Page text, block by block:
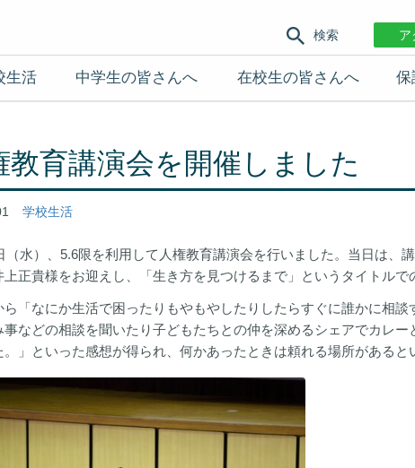
検索 ア
生活 中学生の皆さんへ 在校生の皆さんへ 保
教育講演会を開催しました
学校生活
（水）、5.6限を利用して人権教育講演会を行いました。当日は、
正貴様をお迎えし、「生き方を見つけるまで」というタイトルで
「なにか生活で困ったりもやもやしたりしたらすぐに誰かに相談
事などの相談を聞いたり子どもたちとの仲を深めるシェアでカレ
。」といった感想が得られ、何かあったときは頼れる場所があると